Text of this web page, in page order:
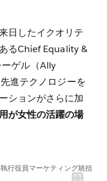
日したイクオリテ
るChief Equality &
ゲル（Ally
進テクノロジーを
ションがさらに加
が女性の活躍の場
行役員マーケティング統括